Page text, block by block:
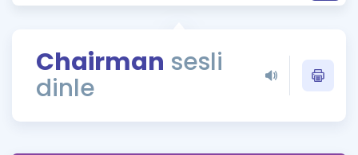
Rehberlik Aracı
ÖSYM Sınav Takvimi
Chairman sesli
dinle